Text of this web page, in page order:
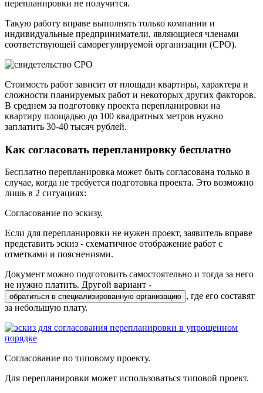
перепланировки не получится.
Такую работу вправе выполнять только компании и
индивидуальные предприниматели, являющиеся членами
соответствующей саморегулируемой организации (СРО).
Стоимость работ зависит от площади квартиры, характера и
сложности планируемых работ и некоторых других факторов.
В среднем за подготовку проекта перепланировки на
квартиру площадью до 100 квадратных метров нужно
заплатить 30-40 тысяч рублей.
Как согласовать перепланировку бесплатно
Бесплатно перепланировка может быть согласована только в
случае, когда не требуется подготовка проекта. Это возможно
лишь в 2 ситуациях:
Согласование по эскизу.
Если для перепланировки не нужен проект, заявитель вправе
представить эскиз - схематичное отображение работ с
отметками и пояснениями.
Документ можно подготовить самостоятельно и тогда за него
не нужно платить. Другой вариант -
обратиться в специализированную организацию , где его составят
за небольшую плату.
Согласование по типовому проекту.
Для перепланировки может использоваться типовой проект.